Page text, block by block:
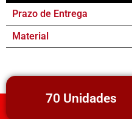
Prazo de Entrega
Material
70 Unidades